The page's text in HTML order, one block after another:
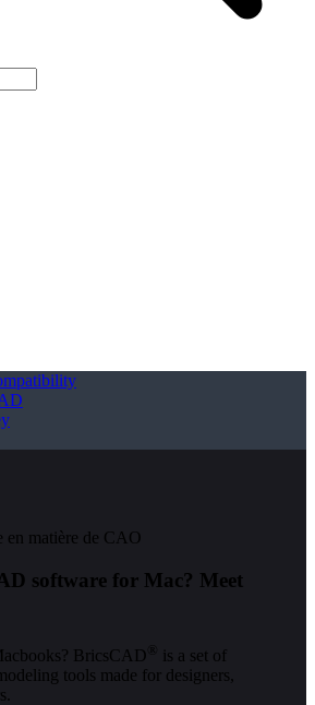
en matière de CAO
software for Mac? Meet
BricsCAD ® is a set of
tools made for designers,